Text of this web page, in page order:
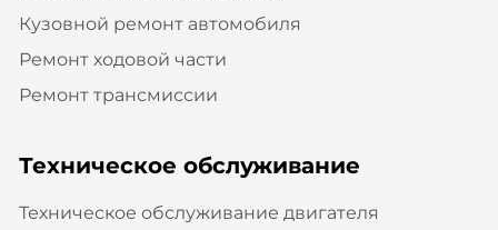
Кузовной ремонт автомобиля
Ремонт ходовой части
Ремонт трансмиссии
Техническое обслуживание
Техническое обслуживание двигателя